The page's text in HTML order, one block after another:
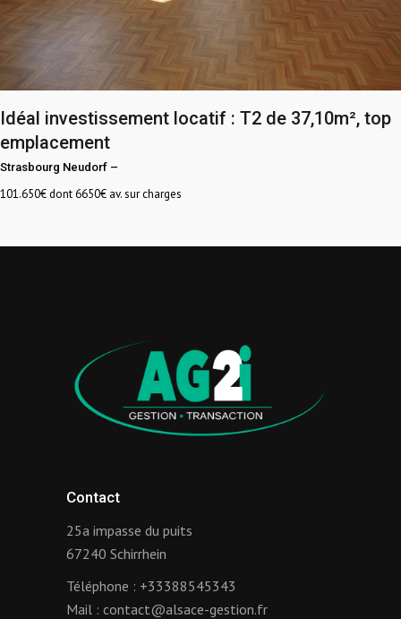
Idéal investissement locatif : T2 de 37,10m², top
emplacement
Strasbourg Neudorf –
101.650€ dont 6650€ av. sur charges
Contact
25a impasse du puits
67240 Schirrhein
Téléphone : +33388545343
Mail : contact@alsace-gestion.fr